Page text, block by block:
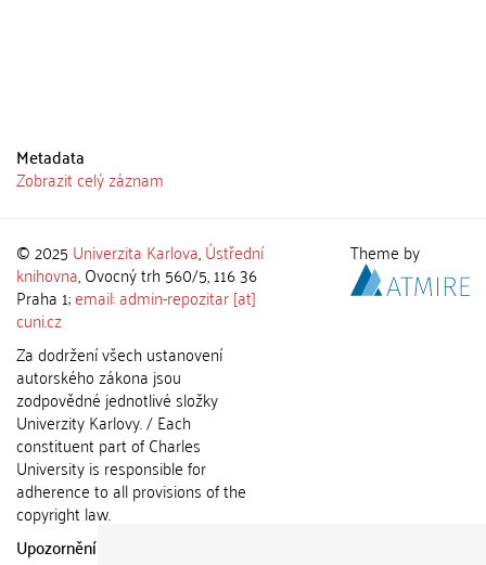
Metadata
Zobrazit celý záznam
© 2025 Univerzita Karlova,Ústřední
knihovna, Ovocný trh 560/5, 116 36
Praha 1;email: admin-repozitar [at]
cuni.cz
Za dodržení všech ustanovení
autorského zákona jsou
zodpovědné jednotlivé složky
Univerzity Karlovy. / Each
constituent part of Charles
University is responsible for
adherence to all provisions of the
copyright law.
Upozornění / Notice:
Theme by